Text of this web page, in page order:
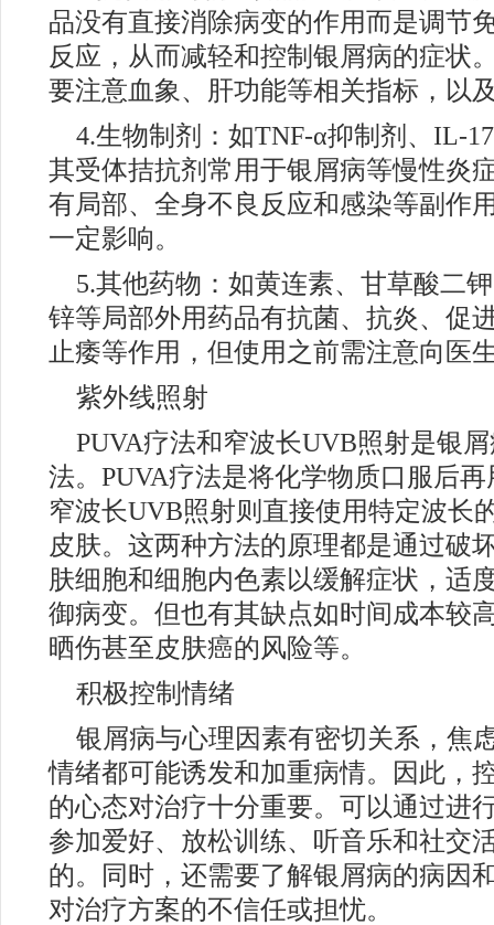
品没有直接消除病变的作用而是调节
反应，从而减轻和控制银屑病的症状
要注意血象、肝功能等相关指标，以
4.生物制剂：如TNF-α抑制剂、IL-
其受体拮抗剂常用于银屑病等慢性炎
有局部、全身不良反应和感染等副作
一定影响。
5.其他药物：如黄连素、甘草酸二
锌等局部外用药品有抗菌、抗炎、促
止痿等作用，但使用之前需注意向医
紫外线照射
PUVA疗法和窄波长UVB照射是银
法。PUVA疗法是将化学物质口服后
窄波长UVB照射则直接使用特定波长
皮肤。这两种方法的原理都是通过破
肤细胞和细胞内色素以缓解症状，适
御病变。但也有其缺点如时间成本较
晒伤甚至皮肤癌的风险等。
积极控制情绪
银屑病与心理因素有密切关系，焦
情绪都可能诱发和加重病情。因此，
的心态对治疗十分重要。可以通过进
参加爱好、放松训练、听音乐和社交
的。同时，还需要了解银屑病的病因
对治疗方案的不信任或担忧。